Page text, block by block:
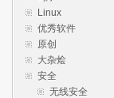
Linux
优秀软件
原创
大杂烩
安全
无线安全